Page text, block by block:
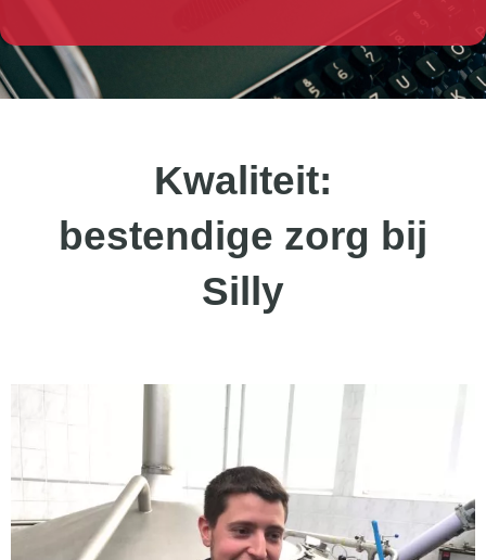
Kwaliteit:
bestendige zorg bij
Silly